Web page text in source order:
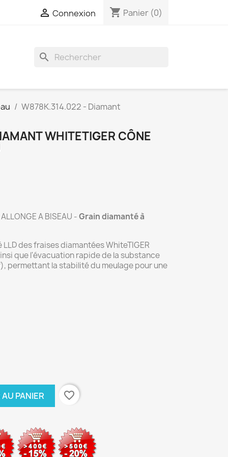
 Connexion shopping_cart Panier (0)
search
W878K.314.022 - Diamant
WHITETIGER CÔNE
A BISEAU -Grain diamanté à
des fraises diamantées WhiteTIGER
que l'évacuation rapide de la substance
permettant la stabilité du meulage pour une
PANIER favorite_border